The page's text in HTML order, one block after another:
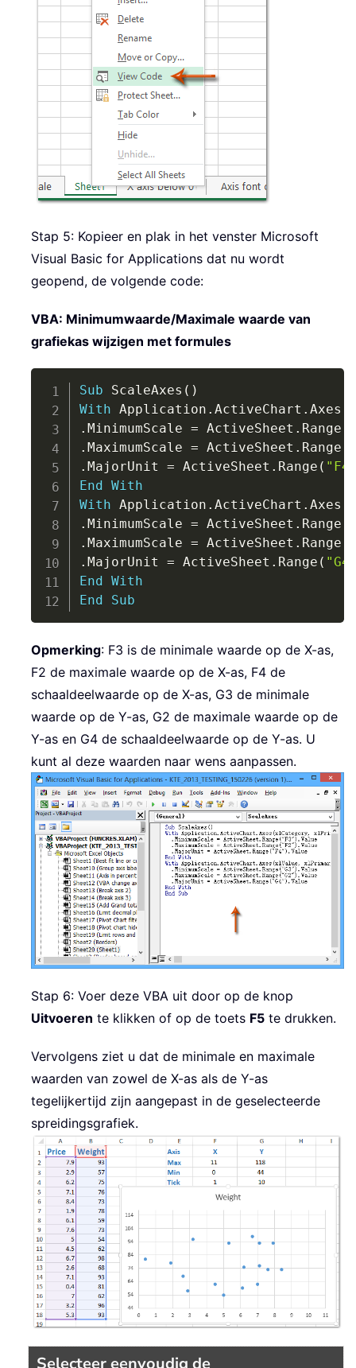
Stap 5: Kopieer en plak in het venster Microsoft
Visual Basic for Applications dat nu wordt
geopend, de volgende code:
VBA: Minimumwaarde/Maximale waarde van
grafiekas wijzigen met formules
Sub ScaleAxes ( )
With Application . ActiveChart . Axes
. MinimumScale = ActiveSheet . Range
. MaximumScale = ActiveSheet . Range
. MajorUnit = ActiveSheet . Range (
End With
With Application . ActiveChart . Axes
. MinimumScale = ActiveSheet . Range
. MaximumScale = ActiveSheet . Range
. MajorUnit = ActiveSheet . Range (
End With
End
Sub
Opmerking: F3 is de minimale waarde op de X-as,
F2 de maximale waarde op de X-as, F4 de
schaaldeelwaarde op de X-as, G3 de minimale
waarde op de Y-as, G2 de maximale waarde op de
Y-as en G4 de schaaldeelwaarde op de Y-as. U
kunt al deze waarden naar wens aanpassen.
Stap 6: Voer deze VBA uit door op de knop
Uitvoeren te klikken of op de toets F5 te drukken.
Vervolgens ziet u dat de minimale en maximale
waarden van zowel de X-as als de Y-as
tegelijkertijd zijn aangepast in de geselecteerde
spreidingsgrafiek.
Selecteer eenvoudig de